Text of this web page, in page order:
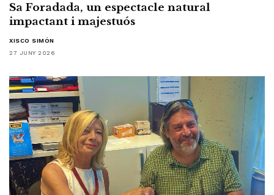
Sa Foradada, un espectacle natural
impactant i majestuós
XISCO SIMÓN
27 JUNY 2026